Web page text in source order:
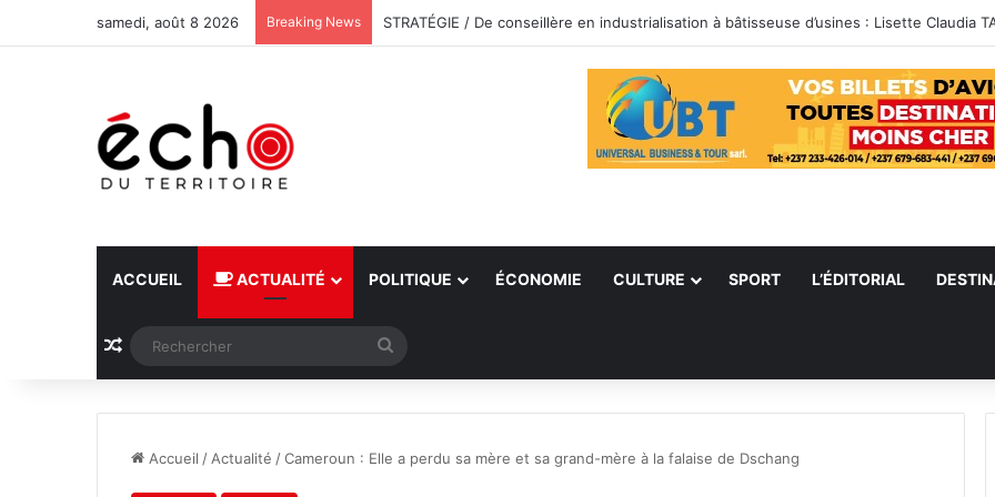
samedi, août 8 2026 Breaking News
ACCUEIL ACTUALITÉ POLITIQUE ÉCONOMIE CULTURE SPORT L’ÉDITORIAL
Article Aléatoire
Accueil / Actualité /Cameroun : Elle a perdu sa mère et sa grand-mère à la falaise de Dschang